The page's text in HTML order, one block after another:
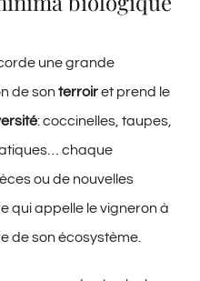
une grande
de son terroiret prend le
: coccinelles, taupes,
chaque
ou de nouvelles
qui appelle le vigneron à
de son écosystème.